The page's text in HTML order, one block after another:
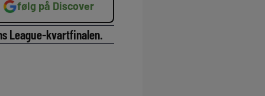
følg på Discover
League-kvartfinalen.